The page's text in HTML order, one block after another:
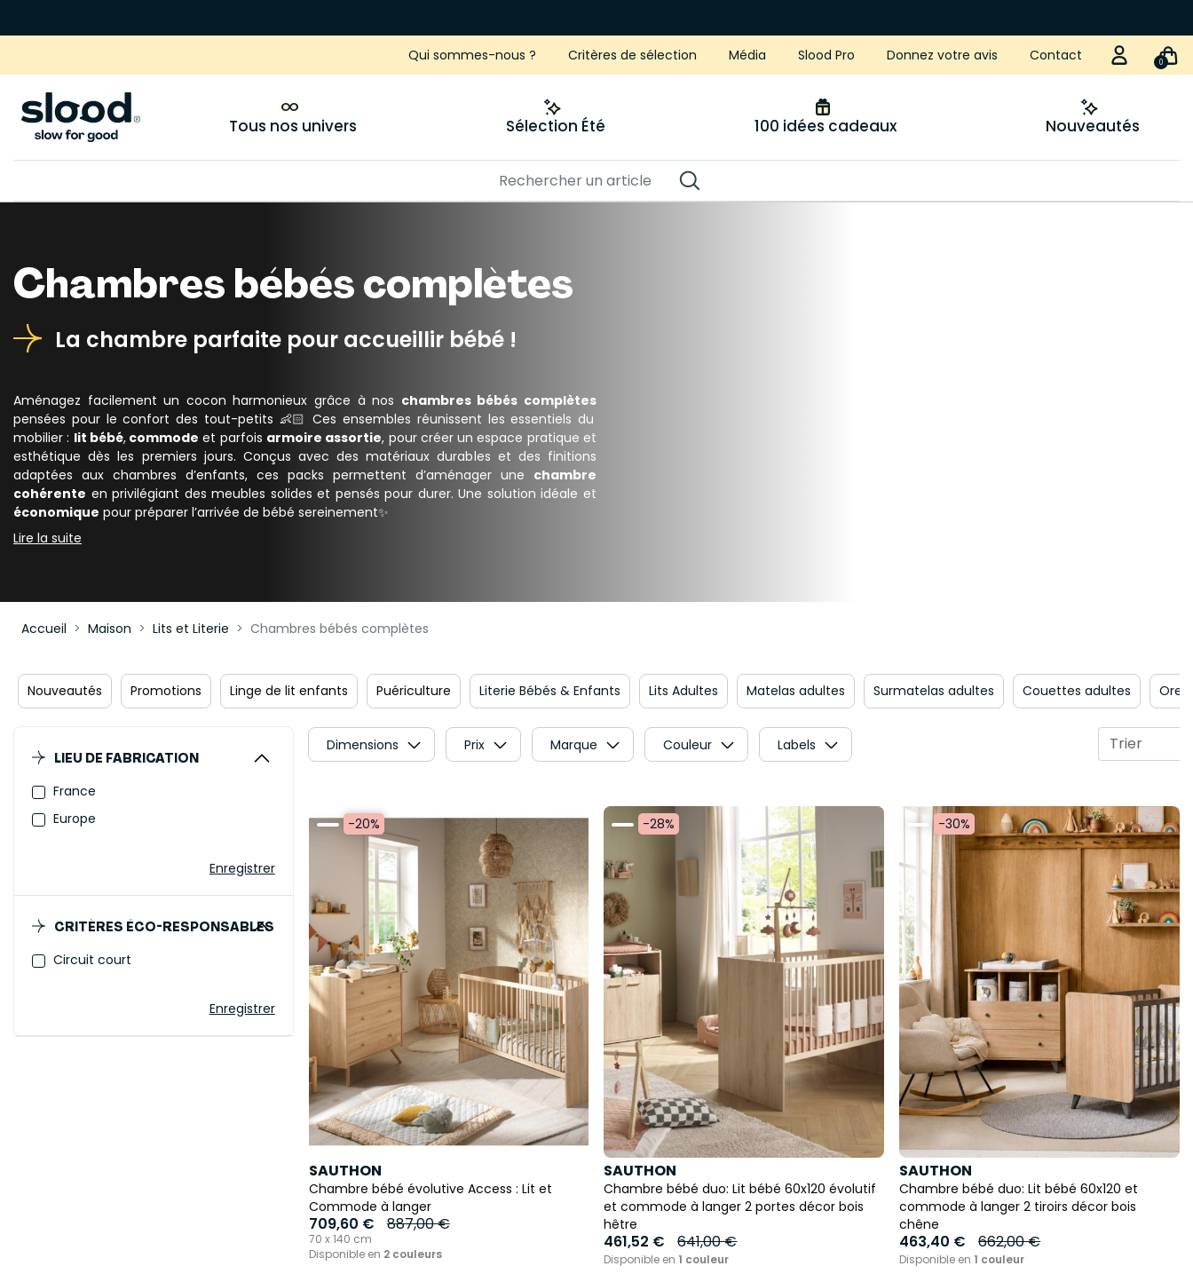
Qui sommes-nous ? Critères de sélection Média Slood Pro Donnez votre avis Contact 0
Tous nos univers Sélection Été 100 idées cadeaux Nouveautés
Chambres bébés complètes
La chambre parfaite pour accueillir bébé !
Aménagez facilement un cocon harmonieux grâce à nos chambres bébés complètes
pensées pour le confort des tout-petits 👶🏻 Ces ensembles réunissent les essentiels du
mobilier : lit bébé,commode et parfois armoire assortie, pour créer un espace pratique et
esthétique dès les premiers jours. Conçus avec des matériaux durables et des finitions
adaptées aux chambres d’enfants, ces packs permettent d’aménager une chambre
cohérente en privilégiant des meubles solides et pensés pour durer. Une solution idéale et
économique pour préparer l’arrivée de bébé sereinement✨
Lire la suite
Accueil Maison Lits et Literie Chambres bébés complètes
Nouveautés Promotions Linge de lit enfants Puériculture Literie Bébés & Enfants Lits Adultes Matelas adultes Surmatelas adultes Couettes adultes
LIEU DE FABRICATION
France
Europe
Enregistrer
CRITÈRES ÉCO-RESPONSABLES
Circuit court
Enregistrer
Dimensions Prix Marque Couleur Labels
-20%
SAUTHON
Chambre bébé évolutive Access : Lit et
Commode à langer
709,60 € 887,00 €
70 x 140 cm
Disponible en 2 couleurs
-28%
SAUTHON
Chambre bébé duo: Lit bébé 60x120 évolutif
et commode à langer 2 portes décor bois
hêtre
461,52 € 641,00 €
Disponible en 1 couleur
-30%
SAUTHON
Chambre bébé duo: Lit bébé 60x120 et
commode à langer 2 tiroirs décor bois
chêne
463,40 € 662,00 €
Disponible en 1 couleur